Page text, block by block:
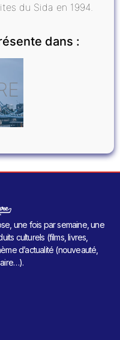
du Sida en 1994.
dans :
une fois par semaine, une
culturels (films, livres,
d’actualité (nouveauté,